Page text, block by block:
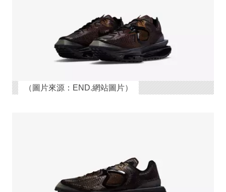
（圖片來源：END.網站圖片）